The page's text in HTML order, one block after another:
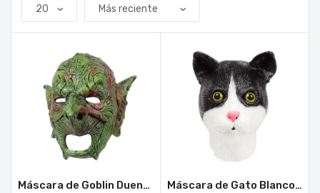
Máscara de Goblin Duende Verde Espeluznante Látex Halloween Máscara de Gato Blanco y Negro Látex Halloween